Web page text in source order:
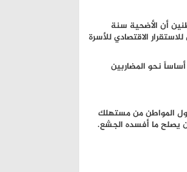
أن الأضحية سنة
الاقتصادي للأسرة
نحو المضاربين
المواطن من مستهلك
يصلح ما أفسده الجشع.